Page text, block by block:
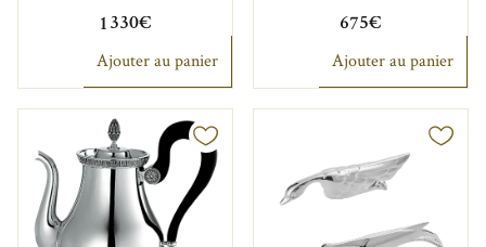
1 330€
Ajouter au panier
675€
Ajouter au panier